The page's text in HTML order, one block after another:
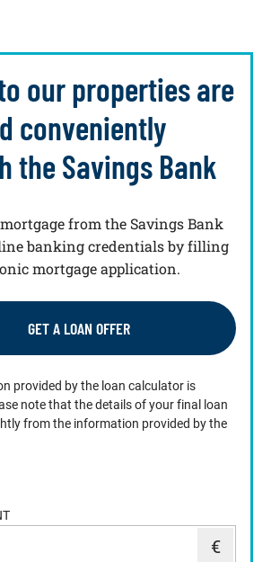
our properties are
conveniently
the Savings Bank
from the Savings Bank
banking credentials by filling
mortgage application.
GET A LOAN OFFER
provided by the loan calculator is
note that the details of your final loan
from the information provided by the